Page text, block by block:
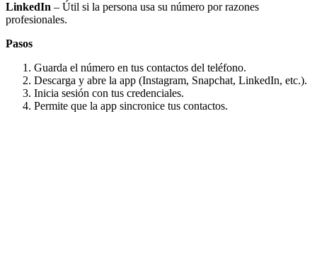
LinkedIn – Útil si la persona usa su número por razones
profesionales.
Pasos
Guarda el número en tus contactos del teléfono.
Descarga y abre la app (Instagram, Snapchat, LinkedIn, etc.).
Inicia sesión con tus credenciales.
Permite que la app sincronice tus contactos.